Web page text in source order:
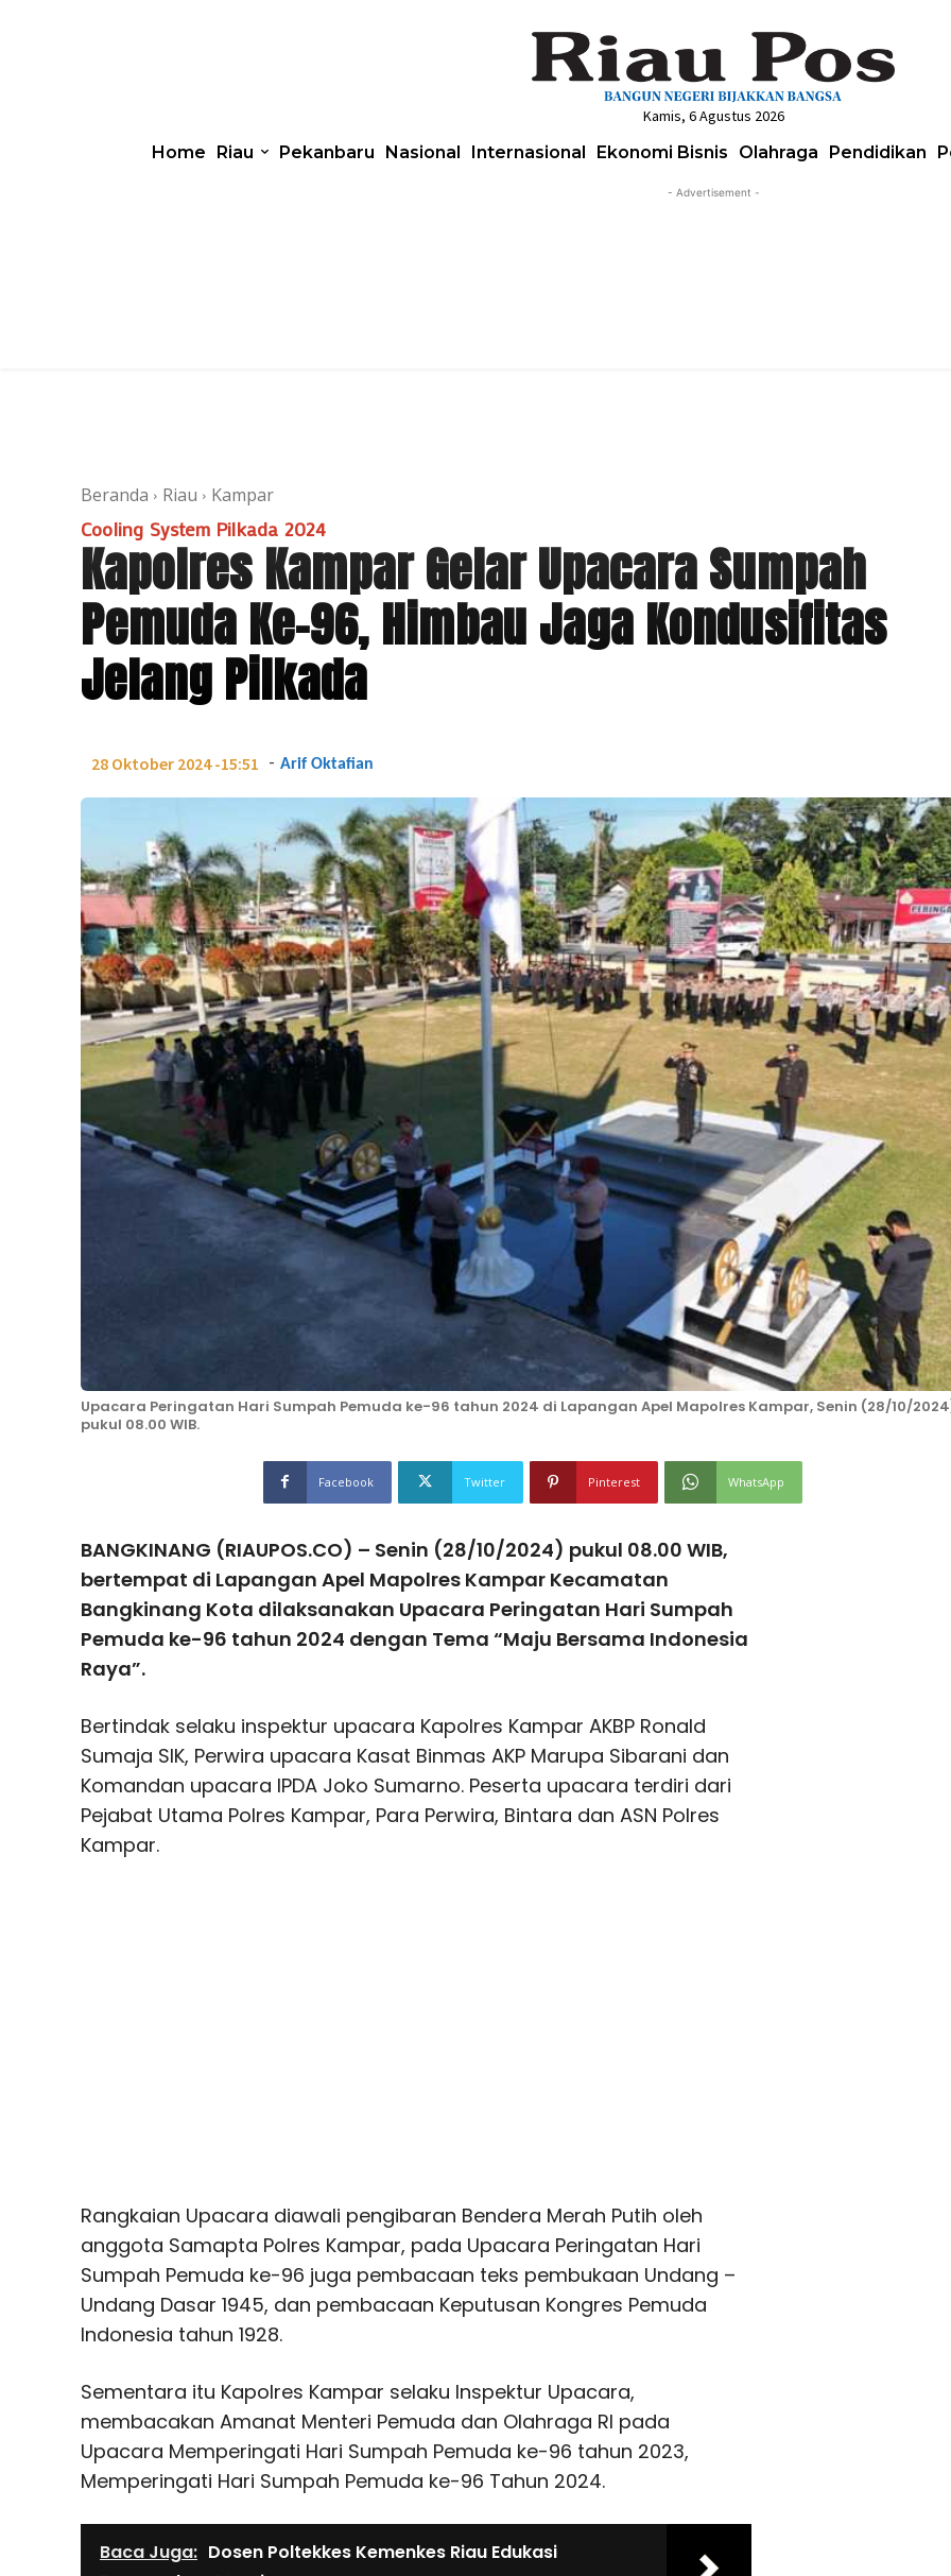
Kamis, 6 Agustus 2026
Home Riau Pekanbaru Nasional Internasional Ekonomi Bisnis Olahraga Pendidikan
- Advertisement -
Beranda Riau Kampar
Cooling System Pilkada 2024
Kapolres Kampar Gelar Upacara Sumpah
Pemuda Ke-96, Himbau Jaga Kondusifitas
Jelang Pilkada
28 Oktober 2024 -15:51 - Arif Oktafian
Upacara Peringatan Hari Sumpah Pemuda ke-96 tahun 2024 di Lapangan Apel Mapolres Kampar, Senin (28/10/
pukul 08.00 WIB.
Facebook Twitter Pinterest WhatsApp
BANGKINANG (RIAUPOS.CO) – Senin (28/10/2024) pukul 08.00 WIB,
bertempat di Lapangan Apel Mapolres Kampar Kecamatan
Bangkinang Kota dilaksanakan Upacara Peringatan Hari Sumpah
Pemuda ke-96 tahun 2024 dengan Tema “Maju Bersama Indonesia
Raya”.
Bertindak selaku inspektur upacara Kapolres Kampar AKBP Ronald
Sumaja SIK, Perwira upacara Kasat Binmas AKP Marupa Sibarani dan
Komandan upacara IPDA Joko Sumarno. Peserta upacara terdiri dari
Pejabat Utama Polres Kampar, Para Perwira, Bintara dan ASN Polres
Kampar.
Rangkaian Upacara diawali pengibaran Bendera Merah Putih oleh
anggota Samapta Polres Kampar, pada Upacara Peringatan Hari
Sumpah Pemuda ke-96 juga pembacaan teks pembukaan Undang –
Undang Dasar 1945, dan pembacaan Keputusan Kongres Pemuda
Indonesia tahun 1928.
Sementara itu Kapolres Kampar selaku Inspektur Upacara,
membacakan Amanat Menteri Pemuda dan Olahraga RI pada
Upacara Memperingati Hari Sumpah Pemuda ke-96 tahun 2023,
Memperingati Hari Sumpah Pemuda ke-96 Tahun 2024.
Baca Juga: Dosen Poltekkes Kemenkes Riau Edukasi